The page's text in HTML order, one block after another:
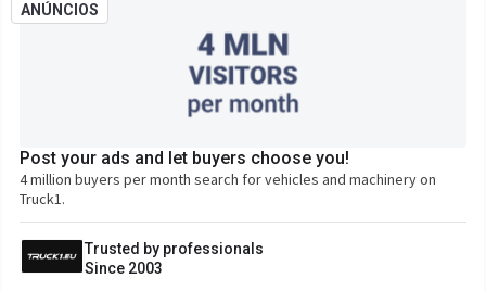
ANÚNCIOS
Post your ads and let buyers choose you!
4 million buyers per month search for vehicles and machinery on
Truck1.
Trusted by professionals
Since 2003